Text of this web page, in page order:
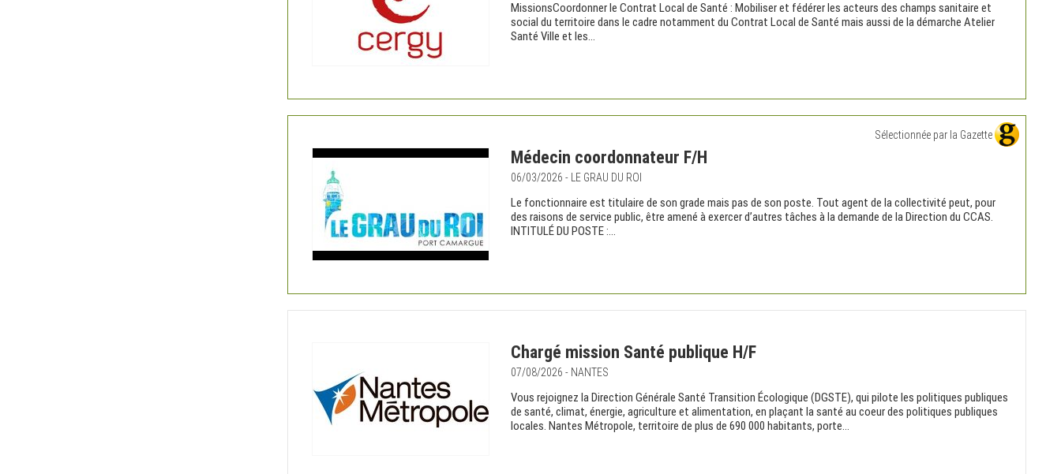
MissionsCoordonner le Contrat Local de Santé : Mobiliser et fédérer les acteurs des champs sanitaire et
social du territoire dans le cadre notamment du Contrat Local de Santé mais aussi de la démarche Atelier
Santé Ville et les...
Sélectionnée par la Gazette
Médecin coordonnateur F/H
06/03/2026 - LE GRAU DU ROI
Le fonctionnaire est titulaire de son grade mais pas de son poste. Tout agent de la collectivité peut, pour
des raisons de service public, être amené à exercer d’autres tâches à la demande de la Direction du CCAS.
INTITULÉ DU POSTE :...
Chargé mission Santé publique H/F
07/08/2026 - NANTES
Vous rejoignez la Direction Générale Santé Transition Écologique (DGSTE), qui pilote les politiques publiques
de santé, climat, énergie, agriculture et alimentation, en plaçant la santé au coeur des politiques publiques
locales. Nantes Métropole, territoire de plus de 690 000 habitants, porte...